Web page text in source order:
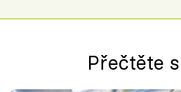
Přečtěte